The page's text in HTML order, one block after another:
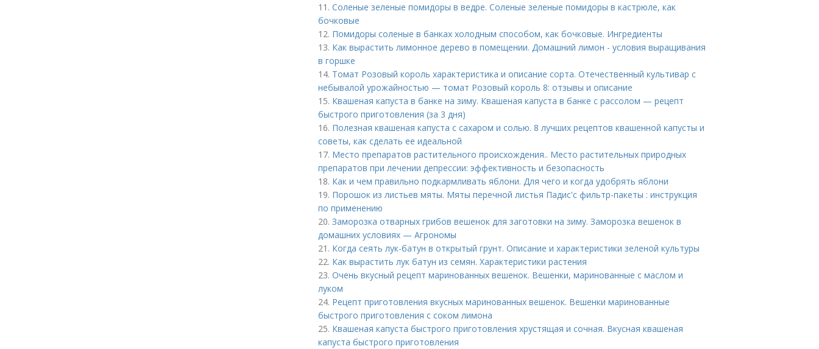
11. Соленые зеленые помидоры в ведре. Соленые зеленые помидоры в кастрюле, как
бочковые
12. Помидоры соленые в банках холодным способом, как бочковые. Ингредиенты
13. Как вырастить лимонное дерево в помещении. Домашний лимон - условия выращивания
в горшке
14. Томат Розовый король характеристика и описание сорта. Отечественный культивар с
небывалой урожайностью — томат Розовый король 8: отзывы и описание
15. Квашеная капуста в банке на зиму. Квашеная капуста в банке с рассолом — рецепт
быстрого приготовления (за 3 дня)
16. Полезная квашеная капуста с сахаром и солью. 8 лучших рецептов квашенной капусты и
советы, как сделать ее идеальной
17. Место препаратов растительного происхождения.. Место растительных природных
препаратов при лечении депрессии: эффективность и безопасность
18. Как и чем правильно подкармливать яблони. Для чего и когда удобрять яблони
19. Порошок из листьев мяты. Мяты перечной листья Падис'с фильтр-пакеты : инструкция
по применению
20. Заморозка отварных грибов вешенок для заготовки на зиму. Заморозка вешенок в
домашних условиях — Агрономы
21. Когда сеять лук-батун в открытый грунт. Описание и характеристики зеленой культуры
22. Как вырастить лук батун из семян. Характеристики растения
23. Очень вкусный рецепт маринованных вешенок. Вешенки, маринованные с маслом и
луком
24. Рецепт приготовления вкусных маринованных вешенок. Вешенки маринованные
быстрого приготовления с соком лимона
25. Квашеная капуста быстрого приготовления хрустящая и сочная. Вкусная квашеная
капуста быстрого приготовления